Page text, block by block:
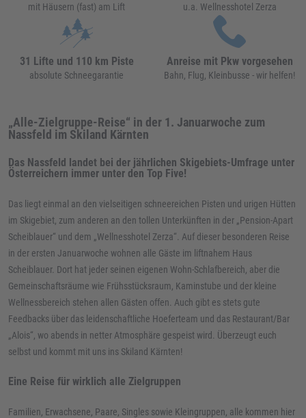
mit Häusern (fast) am Lift u.a. Wellnesshotel Zerza
31 Lifte und 110 km Piste
absolute Schneegarantie
Anreise mit Pkw vorgesehen
Bahn, Flug, Kleinbusse - wir helfen!
„Alle-Zielgruppe-Reise“ in der 1. Januarwoche zum
Nassfeld im Skiland Kärnten
Das Nassfeld landet bei der jährlichen Skigebiets-Umfrage unter
Österreichern immer unter den Top Five!
Das liegt einmal an den vielseitigen schneereichen Pisten und urigen Hütten
im Skigebiet, zum anderen an den tollen Unterkünften in der „Pension-Apart
Scheiblauer“ und dem „Wellnesshotel Zerza“. Auf dieser besonderen Reise
in der ersten Januarwoche wohnen alle Gäste im liftnahem Haus
Scheiblauer. Dort hat jeder seinen eigenen Wohn-Schlafbereich, aber die
Gemeinschaftsräume wie Frühsstücksraum, Kaminstube und der kleine
Wellnessbereich stehen allen Gästen offen. Auch gibt es stets gute
Feedbacks über das leidenschaftliche Hoeferteam und das Restaurant/Bar
„Alois“, wo abends in netter Atmosphäre gespeist wird. Überzeugt euch
selbst und kommt mit uns ins Skiland Kärnten!
Eine Reise für wirklich alle Zielgruppen
Familien, Erwachsene, Paare, Singles sowie Kleingruppen, alle kommen hier